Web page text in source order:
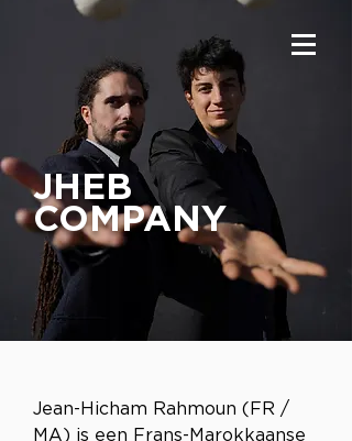
JHEB
COMPANY
Jean-Hicham Rahmoun (FR /
MA) is een Frans-Marokkaanse